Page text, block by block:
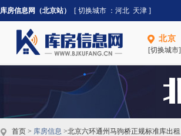
库房信息网（北京站） [ 切换城市 ： 河北 天津 ]
北京
[切换城市]
首页 > 库房信息 >北京六环通州马驹桥正规标准库出租